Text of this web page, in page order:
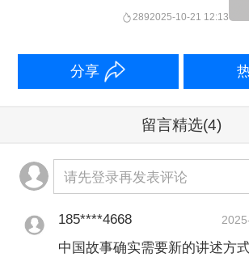
新”“以新得新”，尝试以中
如何体现，尝试将世界中国
取平视、平等的视角，让所
的学者，不管是中国的还
能从正确的角度看世界、看
第二问：“中国世界学”能不
2892025-10-21 12:13
分享
留言精选(4)
请先登录再发表评论
185****4668
中国故事确实需要新的讲述方